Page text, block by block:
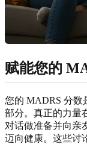
赋能您的
您的 MADRS 分数
部分。真正的力量
对话做准备并向亲
迈向健康。这些讨